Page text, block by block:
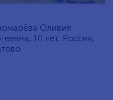
Оливия
10 лет, Россия,